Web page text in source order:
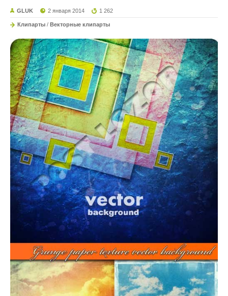
GLUK 2 января 2014 1 262
Клипарты / Векторные клипарты